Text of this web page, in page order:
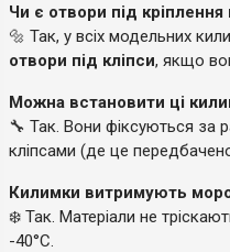
Чи є отвори під кріплення
🔩 Так, у всіх модельних
отвори під кліпси, якщо
Можна встановити ці
🔧 Так. Вони фіксуються за
кліпсами (де це
Килимки витримують
❄️ Так. Матеріали не
-40°C.